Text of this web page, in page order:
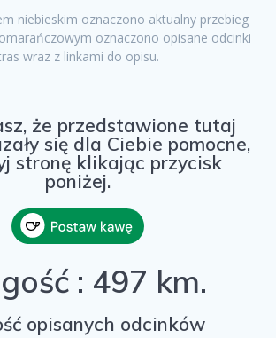
niebieskim oznaczono aktualny przebieg
oznaczono opisane odcinki
wraz z linkami do opisu.
że przedstawione tutaj
się dla Ciebie pomocne,
stronę klikając przycisk
poniżej.
: 497 km.
opisanych odcinków